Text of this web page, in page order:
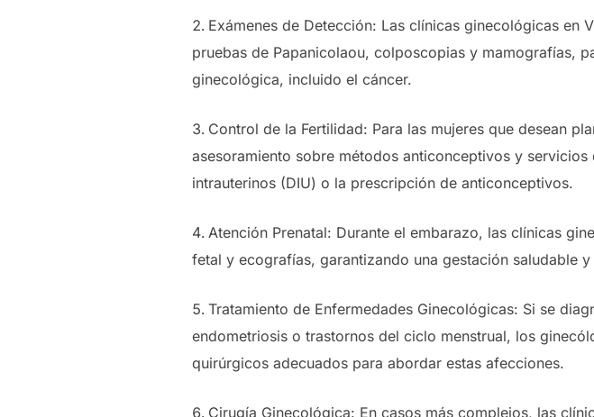
Exámenes de Detección: Las clínicas ginecológicas en
pruebas de Papanicolaou, colposcopias y mamografías,
ginecológica, incluido el cáncer.
Control de la Fertilidad: Para las mujeres que desean
asesoramiento sobre métodos anticonceptivos y
intrauterinos (DIU) o la prescripción de anticonceptivos.
Atención Prenatal: Durante el embarazo, las clínicas
fetal y ecografías, garantizando una gestación saludable y
Tratamiento de Enfermedades Ginecológicas: Si se
endometriosis o trastornos del ciclo menstrual, los
quirúrgicos adecuados para abordar estas afecciones.
Cirugía Ginecológica: En casos más complejos, las